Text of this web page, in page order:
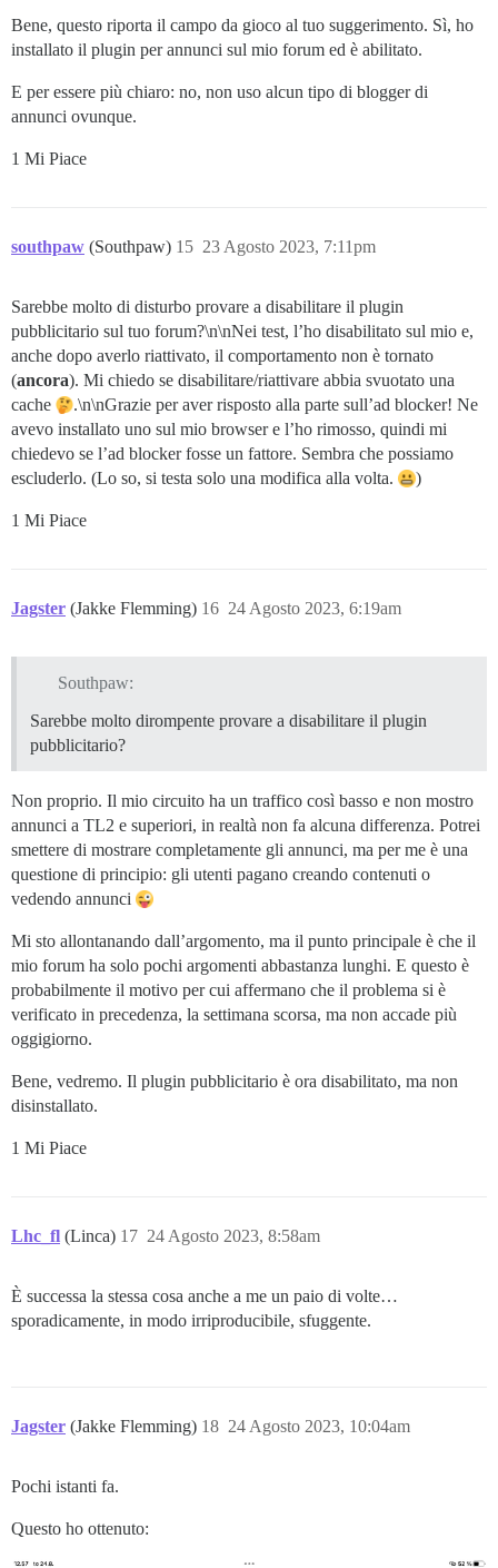
Bene, questo riporta il campo da gioco al tuo suggerimento. Sì, ho
installato il plugin per annunci sul mio forum ed è abilitato.
E per essere più chiaro: no, non uso alcun tipo di blogger di
annunci ovunque.
1 Mi Piace
southpaw (Southpaw) 23 Agosto 2023, 7:11pm
15
Sarebbe molto di disturbo provare a disabilitare il plugin
pubblicitario sul tuo forum?\n\nNei test, l’ho disabilitato sul mio e,
anche dopo averlo riattivato, il comportamento non è tornato
(ancora). Mi chiedo se disabilitare/riattivare abbia svuotato una
cache
.\n\nGrazie per aver risposto alla parte sull’ad blocker! Ne
avevo installato uno sul mio browser e l’ho rimosso, quindi mi
chiedevo se l’ad blocker fosse un fattore. Sembra che possiamo
escluderlo. (Lo so, si testa solo una modifica alla volta.
)
1 Mi Piace
Jagster (Jakke Flemming) 24 Agosto 2023, 6:19am
16
Southpaw:
Sarebbe molto dirompente provare a disabilitare il plugin
pubblicitario?
Non proprio. Il mio circuito ha un traffico così basso e non mostro
annunci a TL2 e superiori, in realtà non fa alcuna differenza. Potrei
smettere di mostrare completamente gli annunci, ma per me è una
questione di principio: gli utenti pagano creando contenuti o
vedendo annunci
Mi sto allontanando dall’argomento, ma il punto principale è che il
mio forum ha solo pochi argomenti abbastanza lunghi. E questo è
probabilmente il motivo per cui affermano che il problema si è
verificato in precedenza, la settimana scorsa, ma non accade più
oggigiorno.
Bene, vedremo. Il plugin pubblicitario è ora disabilitato, ma non
disinstallato.
1 Mi Piace
Lhc_fl (Linca) 24 Agosto 2023, 8:58am
17
È successa la stessa cosa anche a me un paio di volte…
sporadicamente, in modo irriproducibile, sfuggente.
Jagster (Jakke Flemming) 24 Agosto 2023, 10:04am
18
Pochi istanti fa.
Questo ho ottenuto: